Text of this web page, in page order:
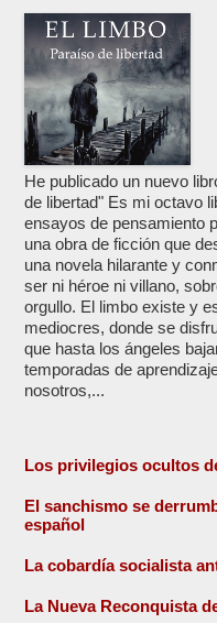
He publicado un nuevo
de libertad" Es mi octavo
ensayos de pensamiento
una obra de ficción que
una novela hilarante y
ser ni héroe ni villano,
orgullo. El limbo existe y
mediocres, donde se
que hasta los ángeles
temporadas de
nosotros,...
Los privilegios ocultos
El sanchismo se
español
La cobardía socialista
La Nueva Reconquista